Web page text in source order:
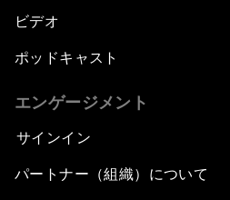
ビデオ
ポッドキャスト
エンゲージメント
サインイン
パートナー（組織）について